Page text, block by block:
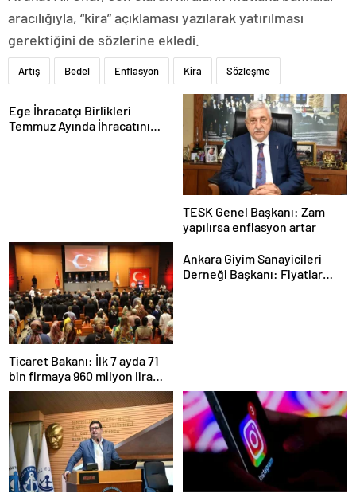
aracılığıyla, “kira” açıklaması yazılarak yatırılması
gerektiğini de sözlerine ekledi.
Artış Bedel Enflasyon Kira Sözleşme
Ege İhracatçı Birlikleri
Temmuz Ayında İhracatını
TESK Genel Başkanı: Zam
yapılırsa enflasyon artar
Ticaret Bakanı: İlk 7 ayda 71
bin firmaya 960 milyon lira
ceza uygulandı
Ankara Giyim Sanayicileri
Derneği Başkanı: Fiyatlar